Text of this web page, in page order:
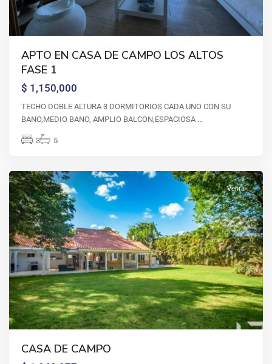
APTO EN CASA DE CAMPO LOS ALTOS
FASE 1
$ 1,150,000
TECHO DOBLE ALTURA 3 DORMITORIOS CADA UNO CON SU
BANO,MEDIO BANO, AMPLIO BALCON,ESPACIOSA ...
3 5
CASA
DE
CAMPO,
Casa
de
La
Venta
CASA DE CAMPO
CASA